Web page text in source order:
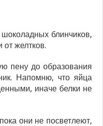
шоколадных блинчиков,
от желтков.
пену до образования
Напомню, что яйца
иначе белки не
они не посветлеют,